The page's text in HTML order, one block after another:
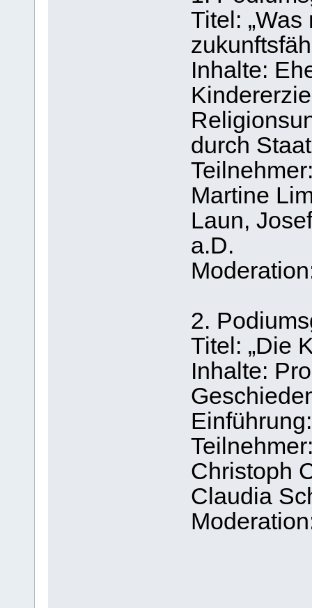
Titel:
Inhalte:
durch
Martine
Laun,
a.D.
2.
Titel: „Die
Inhalte:
Christoph
Claudia